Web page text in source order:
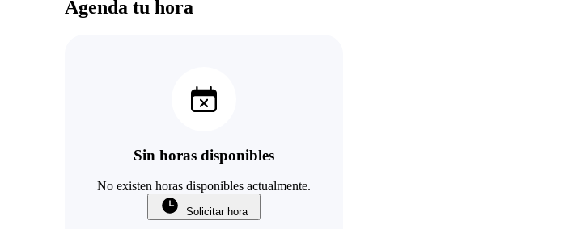
Agenda tu hora
Sin horas disponibles
No existen horas disponibles actualmente.
Solicitar hora